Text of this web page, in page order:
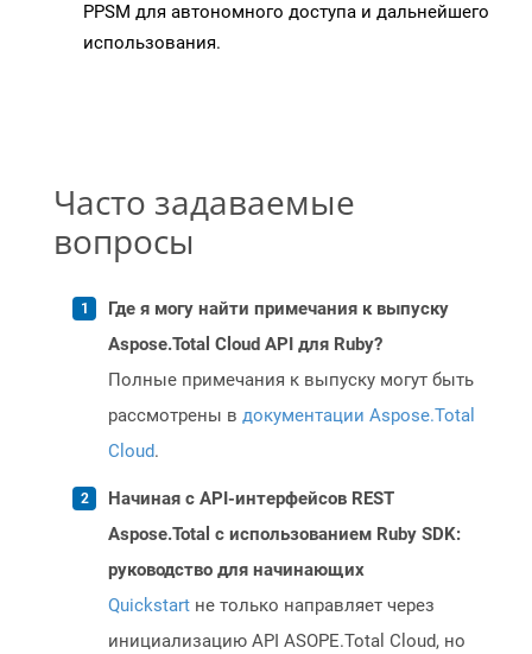
PPSM для автономного доступа и дальнейшего
использования.
Часто задаваемые
вопросы
Где я могу найти примечания к выпуску
Aspose.Total Cloud API для Ruby?
Полные примечания к выпуску могут быть
рассмотрены в документации Aspose.Total
Cloud.
Начиная с API-интерфейсов REST
Aspose.Total с использованием Ruby SDK:
руководство для начинающих
Quickstart не только направляет через
инициализацию API ASOPE.Total Cloud, но